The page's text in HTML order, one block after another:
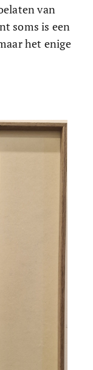
van
soms is een
het enige